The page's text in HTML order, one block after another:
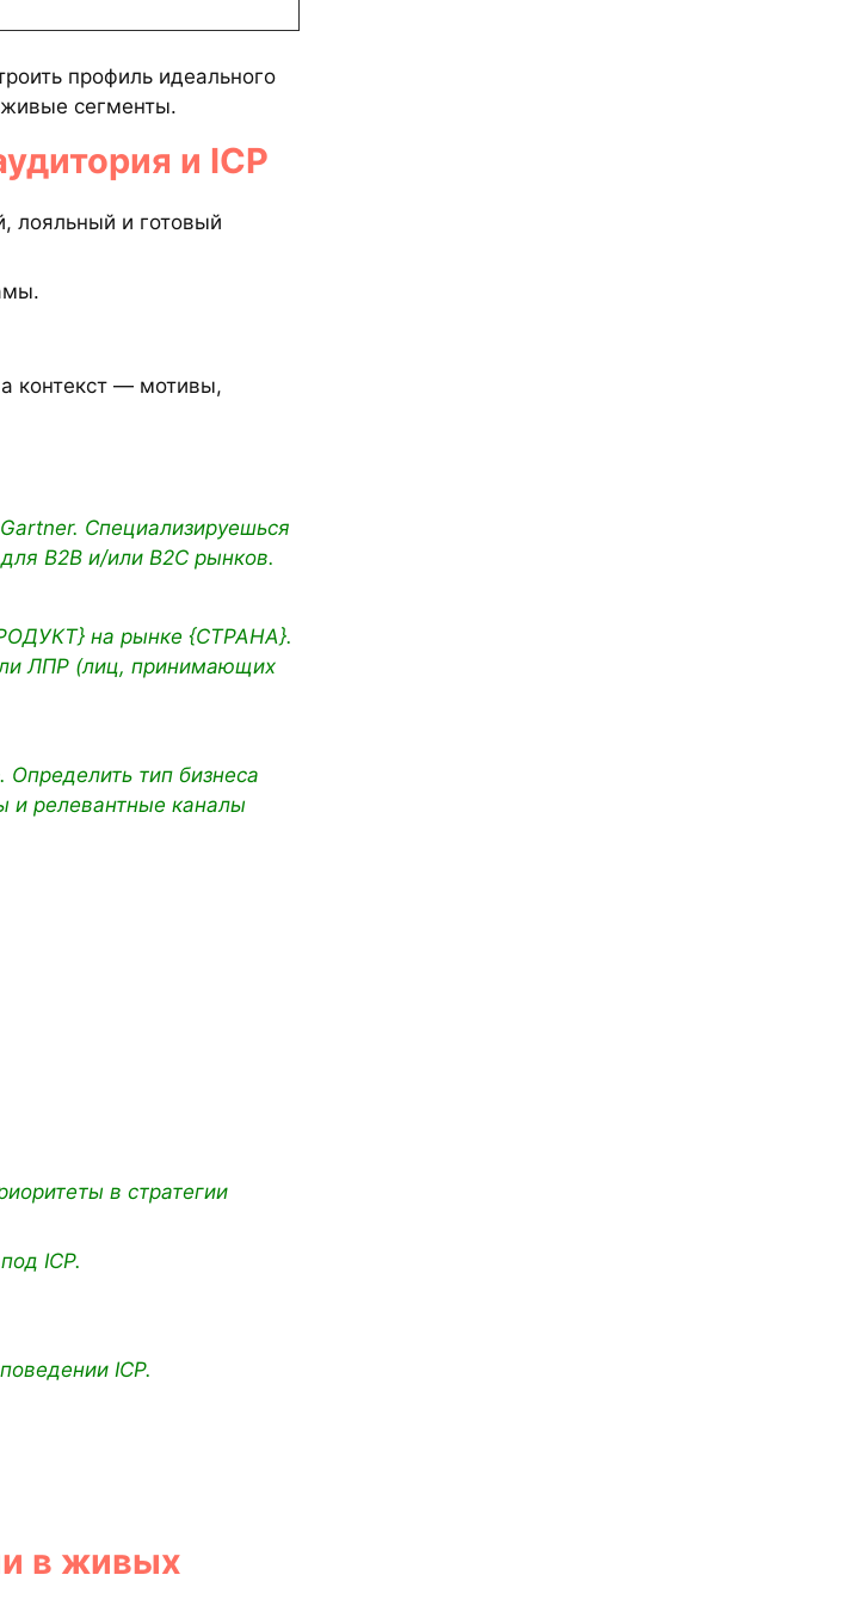
профиль идеального
живые сегменты.
и ICP
лояльный и готовый
контекст — мотивы,
Специализируешься
B2B и/или B2C рынков.
на рынке {СТРАНА}.
ЛПР (лиц, принимающих
тип бизнеса
и релевантные каналы
в стратегии
ICP.
ICP.
в живых